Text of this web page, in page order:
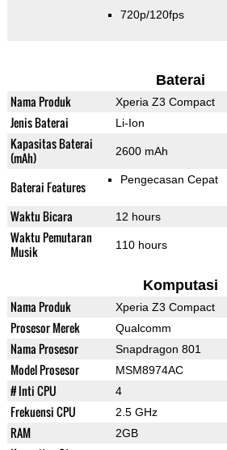
720p/120fps
Baterai
Nama Produk Xperia Z3 Compact
Jenis Baterai Li-Ion
Kapasitas Baterai
(mAh)
2600 mAh
Baterai Features Pengecasan Cepat
Waktu Bicara 12 hours
Waktu Pemutaran
Musik
110 hours
Komputasi
Nama Produk Xperia Z3 Compact
Prosesor Merek Qualcomm
Nama Prosesor Snapdragon 801
Model Prosesor MSM8974AC
# Inti CPU 4
Frekuensi CPU 2.5 GHz
RAM 2GB